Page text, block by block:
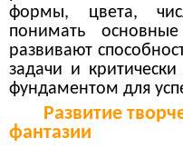
формы, цвета,
понимать
развивают
задачи и
фундаментом для
Развитие
фантазии